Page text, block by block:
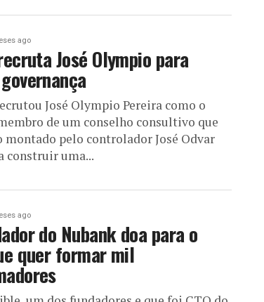
ago
José Olympio para
José Olympio Pereira como o
de um conselho consultivo que
montado pelo controlador José Odvar
construir uma...
ago
do Nubank doa para o
quer formar mil